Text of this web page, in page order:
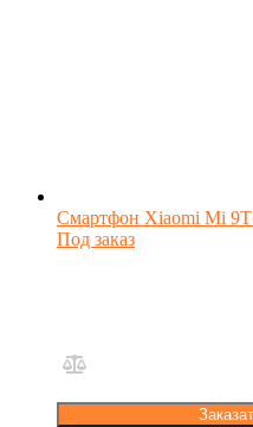
Смартфон Xiaomi Mi
Под заказ